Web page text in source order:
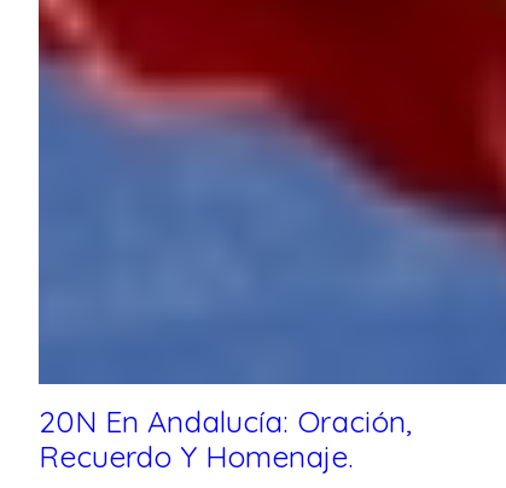
20N En Andalucía: Oración,
Recuerdo Y Homenaje.